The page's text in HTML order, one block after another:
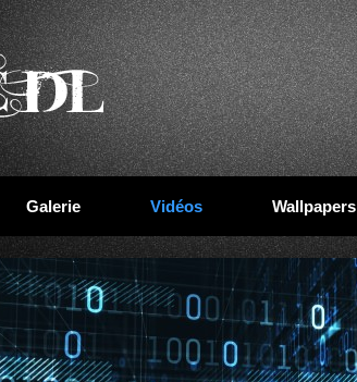
Galerie Vidéos Wallpapers